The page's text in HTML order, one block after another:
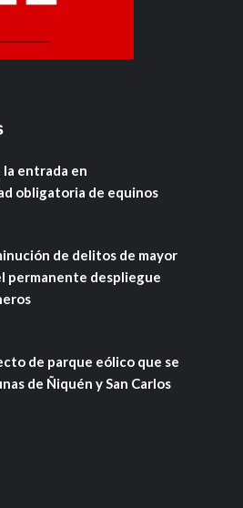
la entrada en
obligatoria de equinos
de delitos de mayor
permanente despliegue
de parque eólico que se
de Ñiquén y San Carlos